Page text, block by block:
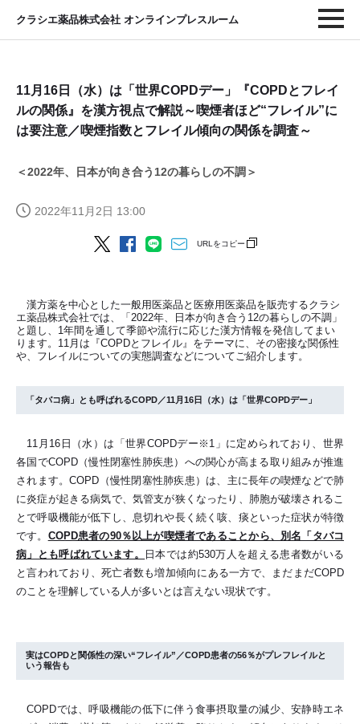
クラシエ薬品株式会社 オンラインプレスルーム
11月16日（水）は「世界COPDデー」『COPDとフレイ
ルの関係』を漢方視点で解説～喫煙者ほど“フレイル”に
は要注意／喫煙指数とフレイル傾向の関係を調査～
＜2022年、日本が向き合う12の暮らしの不調＞
2022年11月2日 13:00
URLをコピー
漢方薬を中心とした一般用医薬品と医療用医薬品を販売するクラシ
エ薬品株式会社では、「2022年、日本が向き合う12の暮らしの不調」
と題し、1年間を通して季節や流行に応じた漢方情報を発信してまい
ります。11月は『COPDとフレイル』をテーマに、その密接な関係性
や、フレイルについての実態調査などについてご紹介します。
「タバコ病」とも呼ばれるCOPD／11月16日（水）は「世界COPDデー」
11月16日（水）は「世界COPDデー※1」に定められており、世界
各国でCOPD（慢性閉塞性肺疾患）への関心が高まる取り組みが推進
されます。COPD（慢性閉塞性肺疾患）は、主に長年の喫煙などで肺
に炎症が起きる病気で、気管支が狭くなったり、肺胞が破壊されるこ
とで呼吸機能が低下し、息切れや長く続く咳、痰といった症状が特徴
です。 COPD患者の90％以上が喫煙者であることから、別名「タバコ
病」とも呼ばれています。
日本では約530万人を超える患者数がいる
と言われており、死亡者数も増加傾向にある一方で、まだまだCOPD
のことを理解している人が多いとは言えない現状です。
実はCOPDと関係性の深い“フレイル”／COPD患者の56％がプレフレイルと
いう報告も
COPDでは、呼吸機能の低下に伴う食事摂取量の減少、安静時エネ